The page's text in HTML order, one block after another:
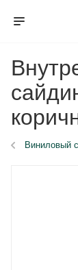
Виниловый